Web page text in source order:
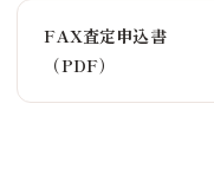
FAX査定申込書
（PDF）